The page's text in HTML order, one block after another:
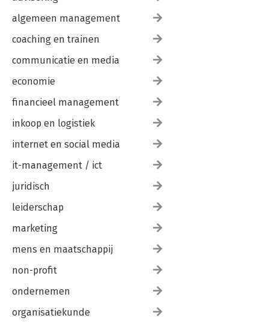
algemeen management
coaching en trainen
communicatie en media
economie
financieel management
inkoop en logistiek
internet en social media
it-management / ict
juridisch
leiderschap
marketing
mens en maatschappij
non-profit
ondernemen
organisatiekunde